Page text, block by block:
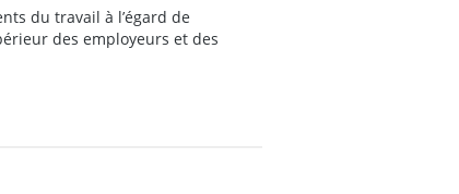
du travail à l’égard de
des employeurs et des